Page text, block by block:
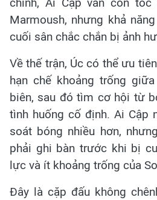
chính, Ai Cập vẫn còn
Marmoush, nhưng khả
cuối sân chắc chắn bị ảnh
Về thế trận, Úc có thể ưu
hạn chế khoảng trống
biên, sau đó tìm cơ hội từ
tình huống cố định. Ai Cập
soát bóng nhiều hơn,
phải ghi bàn trước khi bị
lực và ít khoảng trống của
Đây là cặp đấu không